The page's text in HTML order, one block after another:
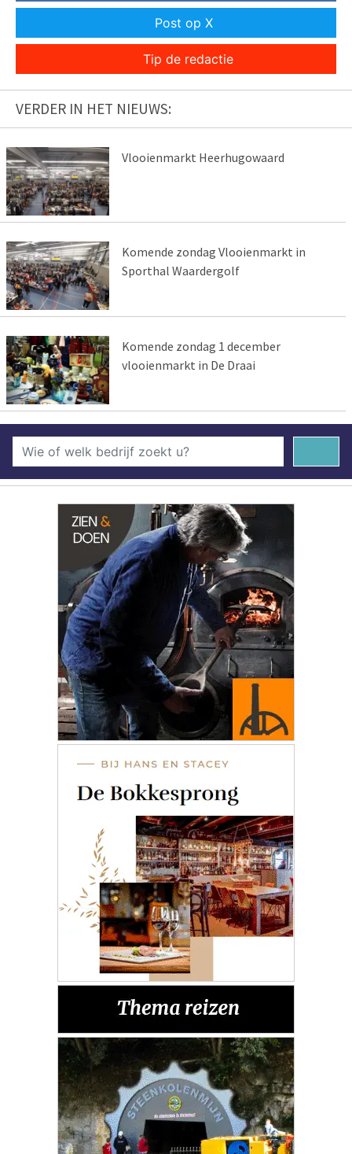
Post op X
Tip de redactie
VERDER IN HET NIEUWS:
Vlooienmarkt Heerhugowaard
Komende zondag Vlooienmarkt in
Sporthal Waardergolf
Komende zondag 1 december
vlooienmarkt in De Draai